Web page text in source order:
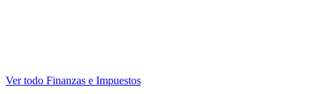
Ver todo Finanzas e Impuestos